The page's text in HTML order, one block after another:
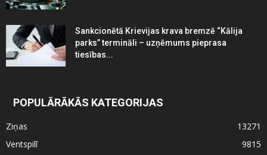
Sankcionētā Krievijas krava bremzē “Kālija
parks” termināli – uzņēmums pieprasa
tiesības...
POPULĀRĀKĀS KATEGORIJAS
Ziņas
13271
Ventspilī
9815